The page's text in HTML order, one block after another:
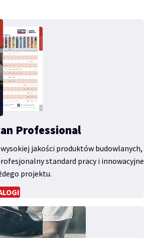
Professional
wysokiej jakości produktów budowlanych,
standard pracy i innowacyjne
projektu.